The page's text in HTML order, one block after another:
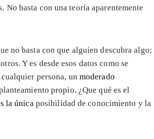
No basta con una teoría aparentemente
no basta con que alguien descubra algo;
Y es desde esos datos como se
persona, un moderado
propio. ¿Que qué es el
la únicaposibilidad de conocimiento y la